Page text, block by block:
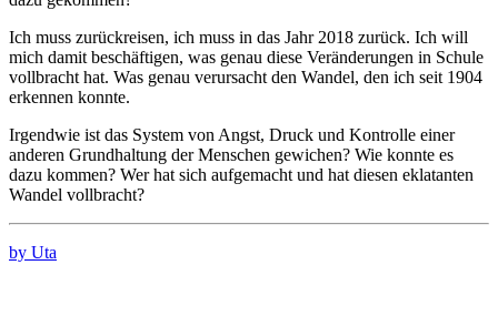
Ich muss zurückreisen, ich muss in das Jahr 2018 zurück. Ich will
mich damit beschäftigen, was genau diese Veränderungen in Schule
vollbracht hat. Was genau verursacht den Wandel, den ich seit 1904
erkennen konnte.
Irgendwie ist das System von Angst, Druck und Kontrolle einer
anderen Grundhaltung der Menschen gewichen? Wie konnte es
dazu kommen? Wer hat sich aufgemacht und hat diesen eklatanten
Wandel vollbracht?
by Uta